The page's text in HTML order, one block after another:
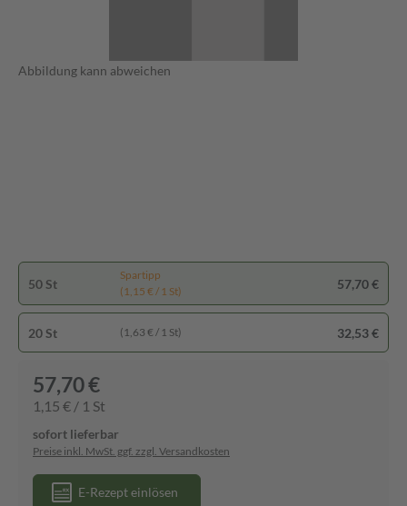
Abbildung kann abweichen
50 St
Spartipp
(1,15 € / 1 St)
57,70 €
20 St (1,63 € / 1 St) 32,53 €
57,70 €
1,15 € / 1 St
sofort lieferbar
Preise inkl. MwSt. ggf. zzgl. Versandkosten
E-Rezept einlösen